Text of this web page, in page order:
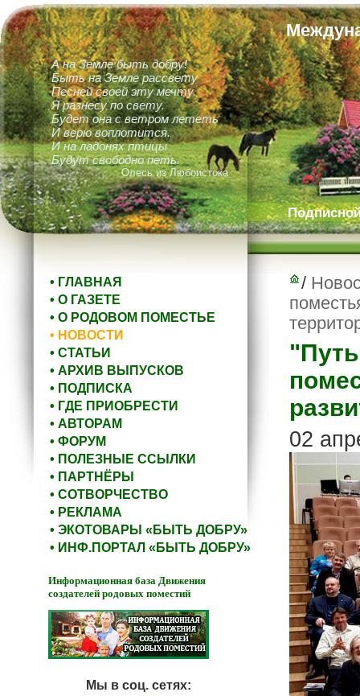
А на Земле быть добру!
Быть на Земле рассвету
Песней своей эту мечту
Я разнесу по свету.
Будет она с ветром лететь
И верю воплотится.
И на ладонях птицы
Будут свободно петь.
Олесь из Любоистока
• ГЛАВНАЯ
• О ГАЗЕТЕ
• О РОДОВОМ ПОМЕСТЬЕ
• НОВОСТИ
• СТАТЬИ
• АРХИВ ВЫПУСКОВ
• ПОДПИСКА
• ГДЕ ПРИОБРЕСТИ
• АВТОРАМ
• ФОРУМ
• ПОЛЕЗНЫЕ ССЫЛКИ
• ПАРТНЁРЫ
• СОТВОРЧЕСТВО
• РЕКЛАМА
• ЭКОТОВАРЫ «БЫТЬ ДОБРУ»
• ИНФ.ПОРТАЛ «БЫТЬ ДОБРУ»
Информационная база Движения
создателей родовых поместий
Мы в соц. сетях:
/
02